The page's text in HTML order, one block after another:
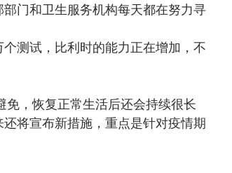
门和卫生服务机构每天都在努力寻
测试，比利时的能力正在增加，不
，恢复正常生活后还会持续很长
将宣布新措施，重点是针对疫情期